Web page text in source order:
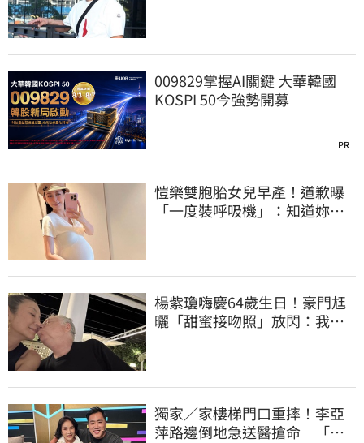
009829掌握AI關鍵 大華韓國
KOSPI 50今強勢開募
PR
愷樂雙胞胎女兒早產！道歉曝
「一度裝呼吸機」：知道妳們
楊紫瓊嗨慶64歲生日！豪門尪
曬「甜蜜接吻照」放閃：我親
獨家／家樓梯門口重摔！李亞
萍路邊倒地急送醫搶命 「最